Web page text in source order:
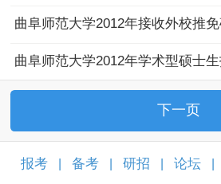
曲阜师范大学2012年接收外校推
曲阜师范大学2012年学术型硕士
下一页
报考 备考 研招 论坛